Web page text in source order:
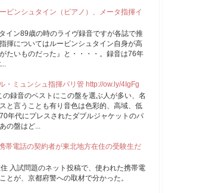
ンシュタイン（ピアノ）、メータ指揮イ
イン89歳の時のライヴ録音ですが各誌で推
揮についてはルービンシュタイン自身が高
たいものだった』と・・・・。録音は76年
ミュンシュ指揮パリ管 http://ow.ly/4IgFg
録音のベストにこの盤を選ぶ人が多い、名
と言うことも有り音色は色彩的、高域、低
年代にプレスされたダブルジャケットのパ
の盤はど...
帯電話の契約者が東北地方在住の受験生だ
入試問題のネット投稿で、使われた携帯電
とが、京都府警への取材で分かった。